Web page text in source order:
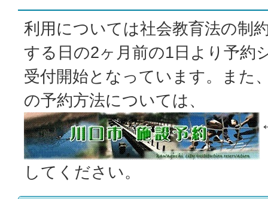
利用については社会教育法の制
する日の2ヶ月前の1日より予約
受付開始となっています。また
の予約方法については、
してください。